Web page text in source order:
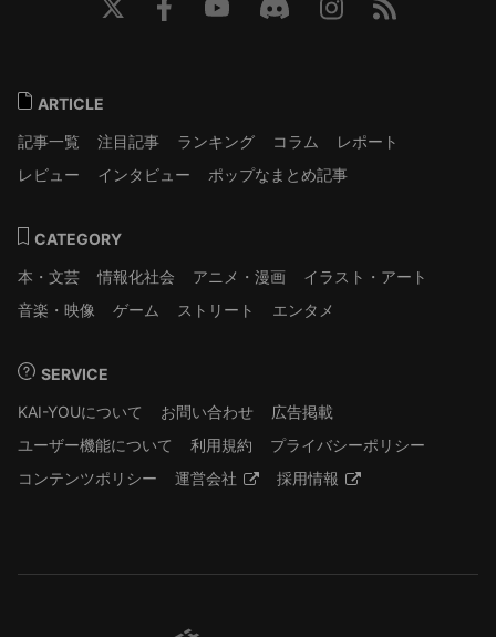
ARTICLE
記事一覧
注目記事 ランキング コラム
レポート
レビュー
インタビュー ポップなまとめ記事
CATEGORY
本・文芸
情報化社会 アニメ・漫画
イラスト・アート
音楽・映像
ゲーム ストリート エンタメ
SERVICE
KAI-YOUについて
お問い合わせ
広告掲載
ユーザー機能について
利用規約
プライバシーポリシー
コンテンツポリシー
運営会社 採用情報